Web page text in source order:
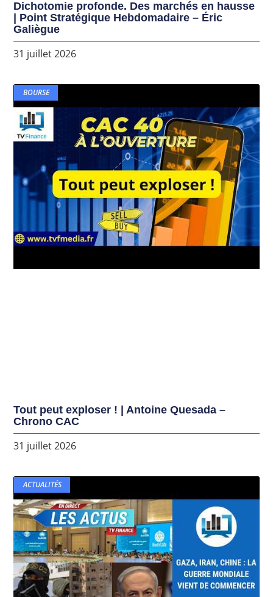
Dichotomie profonde. Des marchés en hausse
| Point Stratégique Hebdomadaire – Éric
Galiègue
31 juillet 2026
BOURSE
Tout peut exploser ! | Antoine Quesada –
Chrono CAC
31 juillet 2026
ACTUALITÉS